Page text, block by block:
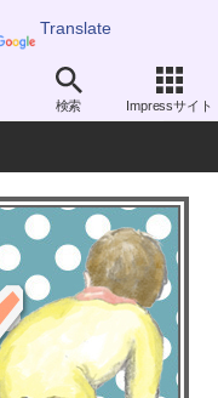
Translate
検索 Impressサイト
宿題・習い事・進学